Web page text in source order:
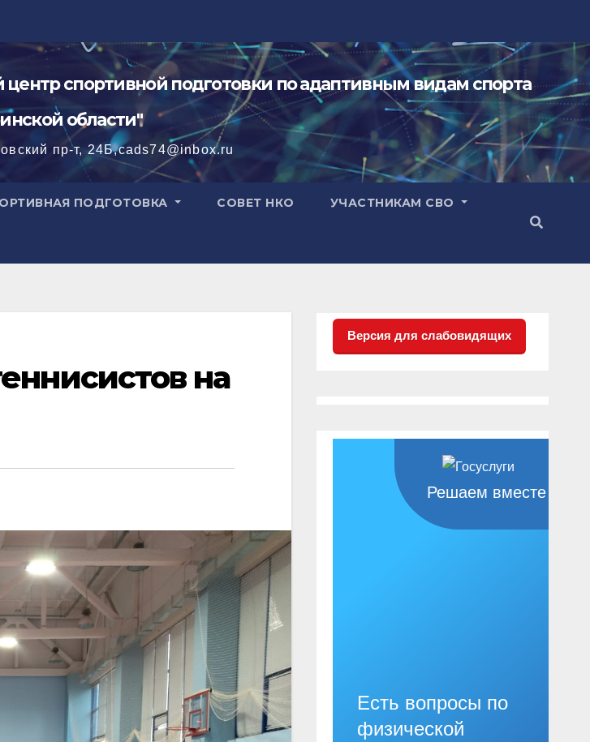
спортивной подготовки по адаптивным видам спорта
области"
пр-т, 24Б,cads74@inbox.ru
ПОДГОТОВКА СОВЕТ НКО УЧАСТНИКАМ СВО
на
Версия для слабовидящих
Решаем вместе
Есть вопросы по
физической